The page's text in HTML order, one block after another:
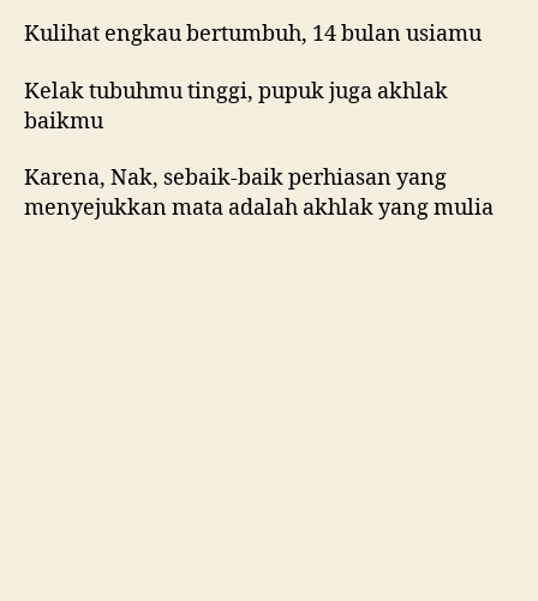
Kulihat engkau bertumbuh, 14 bulan usiamu
Kelak tubuhmu tinggi, pupuk juga akhlak
baikmu
Karena, Nak, sebaik-baik perhiasan yang
menyejukkan mata adalah akhlak yang mulia